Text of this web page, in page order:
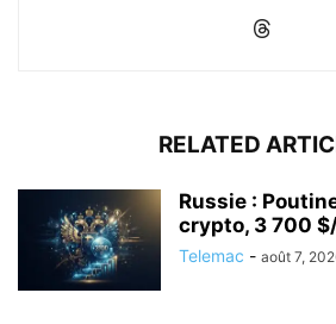
RELATED
Russie :
crypto, 3 700
Telemac - août 7,